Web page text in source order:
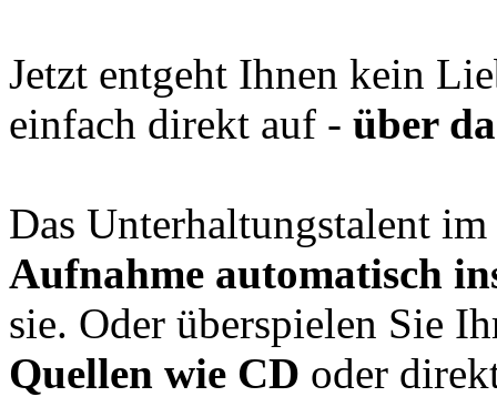
Jetzt entgeht Ihnen kein
einfach direkt auf - über
Das Unterhaltungstalent
Aufnahme automatisch
sie. Oder überspielen Sie
Quellen wie CD oder